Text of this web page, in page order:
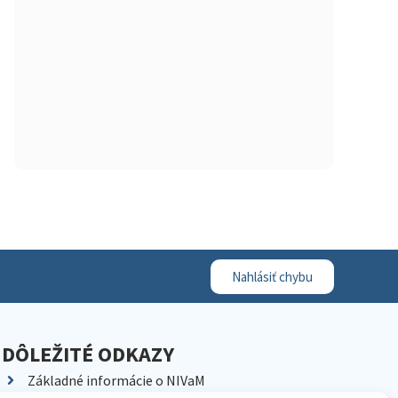
Nahlásiť chybu
DÔLEŽITÉ ODKAZY
Základné informácie o NIVaM